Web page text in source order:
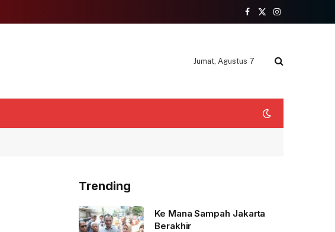
Facebook
X
Instagram
Jumat, Agustus 7
Trending
Ke Mana Sampah Jakarta
Berakhir